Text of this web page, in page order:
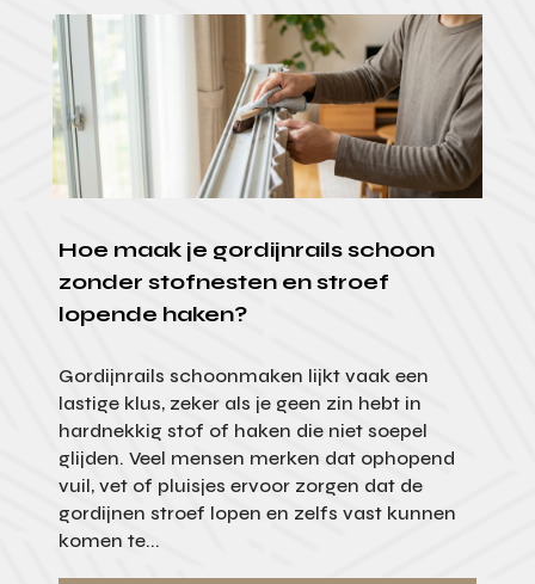
Hoe maak je gordijnrails schoon
zonder stofnesten en stroef
lopende haken?
Gordijnrails schoonmaken lijkt vaak een
lastige klus, zeker als je geen zin hebt in
hardnekkig stof of haken die niet soepel
glijden. Veel mensen merken dat ophopend
vuil, vet of pluisjes ervoor zorgen dat de
gordijnen stroef lopen en zelfs vast kunnen
komen te...